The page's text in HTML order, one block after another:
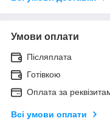
Умови оплати
Післяплата
Готівкою
Оплата за
Всі умови оплати